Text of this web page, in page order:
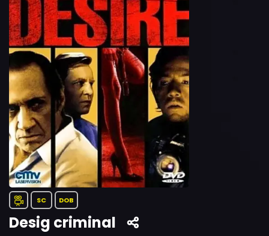
SC DOB
Desig criminal